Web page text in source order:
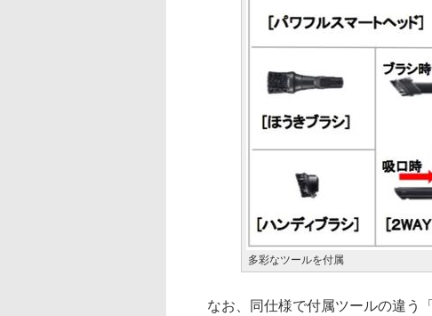
多彩なツールを付属
なお、同仕様で付属ツールの違う